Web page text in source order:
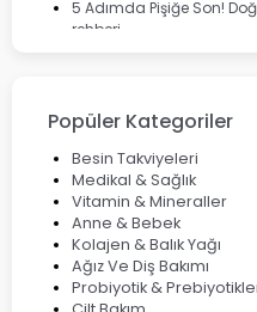
5 Adımda Pişiğe Son!
rehberi
Çözüm Yolları
Bocavirüs Enfeksiyonu
Deep Flex Topraklama
Mumiyo Nedir?
Popüler Kategoriler
Besin Takviyeleri
Medikal & Sağlık
Vitamin & Mineraller
Anne & Bebek
Kolajen & Balık Yağı
Ağız Ve Diş Bakımı
Probiyotik &